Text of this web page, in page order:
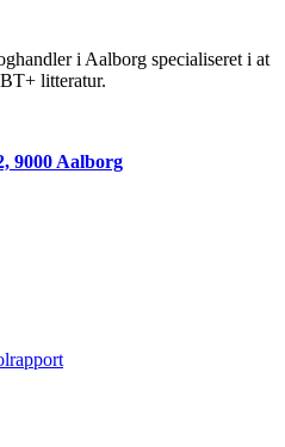
i Aalborg specialiseret i at
litteratur.
9000 Aalborg